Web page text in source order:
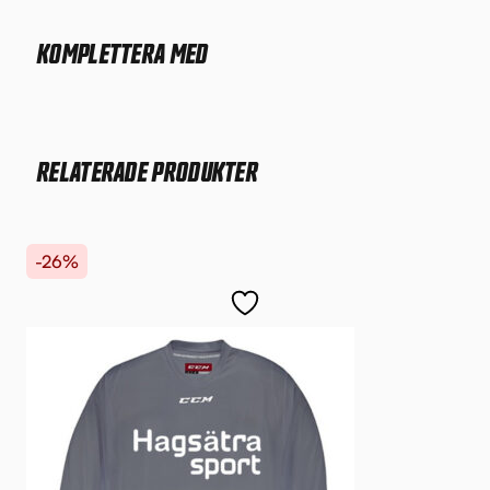
KOMPLETTERA MED
RELATERADE PRODUKTER
-26%